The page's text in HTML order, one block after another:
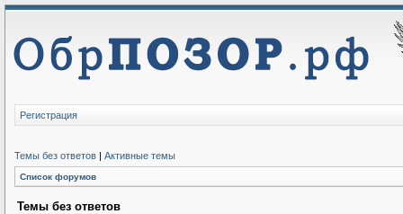
Регистрация
Темы без ответов | Активные темы
Список форумов
Темы без ответов